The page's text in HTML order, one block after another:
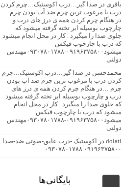
باقری در صدا گیر…درب اکوستیک…چرم کردن
درب با مرغوب ترین چرم ضد آب بودن چرم …
در هنگام چرم کردن همه ی درز های درب و
چارچوب بوسیله ابر تخته گرفته میشود که
جلوی صدا را میگیرد . کار در محل انجام میشود
که درب با چارچوب فیکس
میشود۰۹۱۹۶۳۷۵۸۰۰-۰۹۳۰۷۸۰۱۷۸۸مهندس
دولتی
محمدحسن در صدا گیر…درب اکوستیک…چرم
کردن درب با مرغوب ترین چرم ضد آب بودن
چرم …در هنگام چرم کردن همه ی درز های
درب و چارچوب بوسیله ابر تخته گرفته میشود
که جلوی صدا را میگیرد . کار در محل انجام
میشود که درب با چارچوب فیکس
میشود۰۹۱۹۶۳۷۵۸۰۰-۰۹۳۰۷۸۰۱۷۸۸مهندس
دولتی
dolati در
اکوستیک -درب عایق-صوتی ضد-صدا
۰۹۱۹۶۳۷۵۸۰۰ ۰۹۳۰۷۸۰۱۷۸۸
بایگانی‌ها